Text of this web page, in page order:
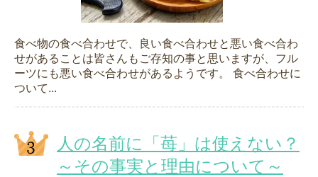
食べ物の食べ合わせで、良い食べ合わせと悪い食べ合わ
せがあることは皆さんもご存知の事と思いますが、フル
ーツにも悪い食べ合わせがあるようです。 食べ合わせに
ついて...
人の名前に「苺」は使えない？
～その事実と理由について～